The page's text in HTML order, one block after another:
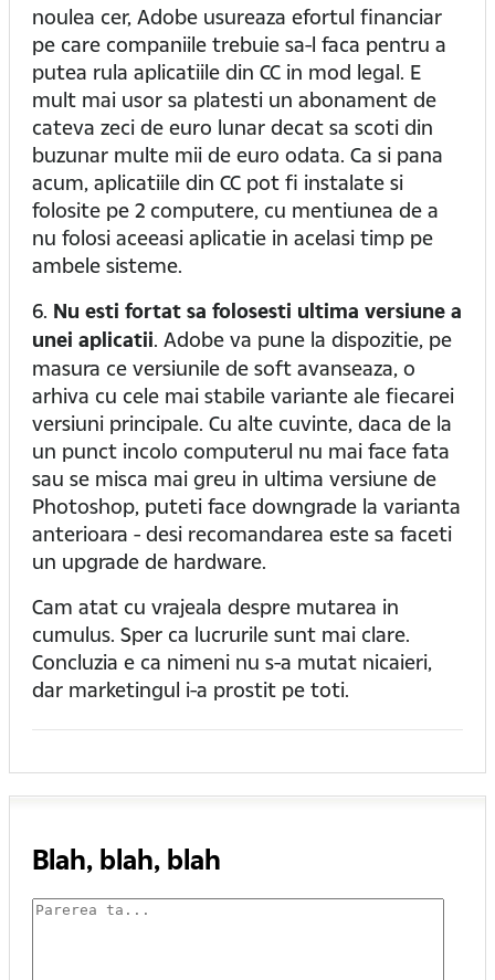
noulea cer, Adobe usureaza efortul financiar
pe care companiile trebuie sa-l faca pentru a
putea rula aplicatiile din CC in mod legal. E
mult mai usor sa platesti un abonament de
cateva zeci de euro lunar decat sa scoti din
buzunar multe mii de euro odata. Ca si pana
acum, aplicatiile din CC pot fi instalate si
folosite pe 2 computere, cu mentiunea de a
nu folosi aceeasi aplicatie in acelasi timp pe
ambele sisteme.
6. Nu esti fortat sa folosesti ultima versiune a
unei aplicatii. Adobe va pune la dispozitie, pe
masura ce versiunile de soft avanseaza, o
arhiva cu cele mai stabile variante ale fiecarei
versiuni principale. Cu alte cuvinte, daca de la
un punct incolo computerul nu mai face fata
sau se misca mai greu in ultima versiune de
Photoshop, puteti face downgrade la varianta
anterioara - desi recomandarea este sa faceti
un upgrade de hardware.
Cam atat cu vrajeala despre mutarea in
cumulus. Sper ca lucrurile sunt mai clare.
Concluzia e ca nimeni nu s-a mutat nicaieri,
dar marketingul i-a prostit pe toti.
Blah, blah, blah